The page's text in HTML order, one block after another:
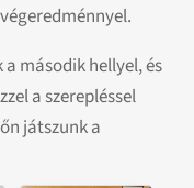
második hellyel, és
a szerepléssel
játszunk a